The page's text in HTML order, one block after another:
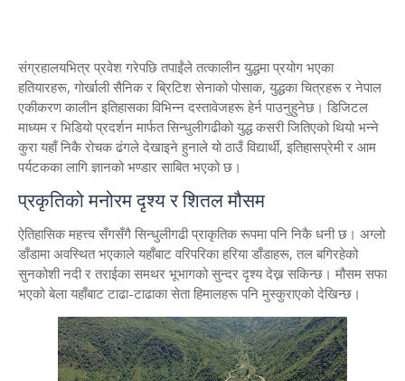
​संग्रहालयभित्र प्रवेश गरेपछि तपाईंले तत्कालीन युद्धमा प्रयोग भएका
हतियारहरू, गोर्खाली सैनिक र ब्रिटिश सेनाको पोसाक, युद्धका चित्रहरू र नेपाल
एकीकरण कालीन इतिहासका विभिन्न दस्तावेजहरू हेर्न पाउनुहुनेछ। डिजिटल
माध्यम र भिडियो प्रदर्शन मार्फत सिन्धुलीगढीको युद्ध कसरी जितिएको थियो भन्ने
कुरा यहाँ निकै रोचक ढंगले देखाइने हुनाले यो ठाउँ विद्यार्थी, इतिहासप्रेमी र आम
पर्यटकका लागि ज्ञानको भण्डार साबित भएको छ।
​प्रकृतिको मनोरम दृश्य र शितल मौसम
​ऐतिहासिक महत्त्व सँगसँगै सिन्धुलीगढी प्राकृतिक रूपमा पनि निकै धनी छ। अग्लो
डाँडामा अवस्थित भएकाले यहाँबाट वरिपरिका हरिया डाँडाहरू, तल बगिरहेको
सुनकोशी नदी र तराईका समथर भूभागको सुन्दर दृश्य देख्न सकिन्छ। मौसम सफा
भएको बेला यहाँबाट टाढा-टाढाका सेता हिमालहरू पनि मुस्कुराएको देखिन्छ।